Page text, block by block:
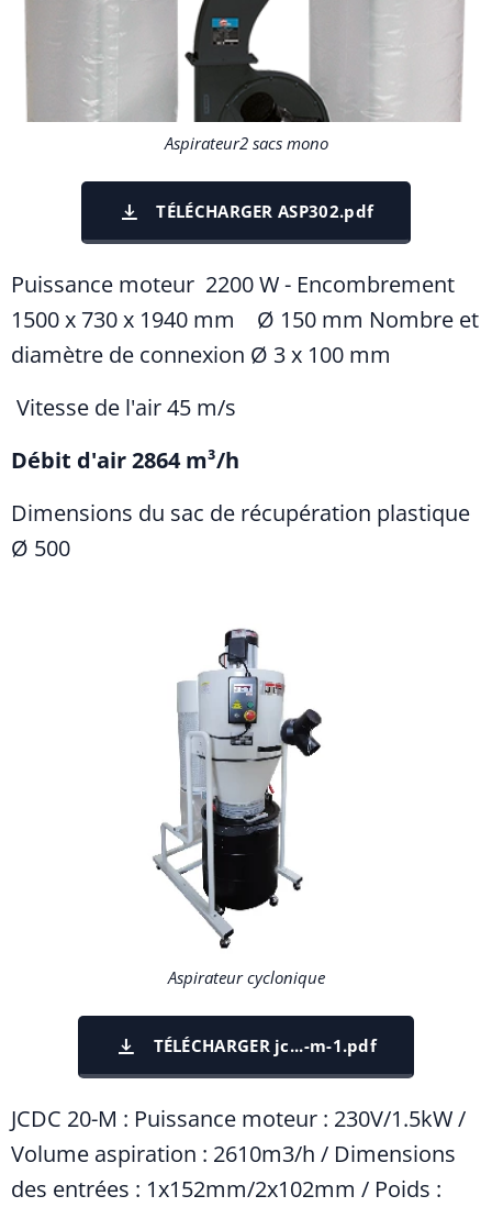
Aspirateur2 sacs mono
TÉLÉCHARGER ASP302.pdf
Puissance moteur 2200 W - Encombrement
1500 x 730 x 1940 mm Ø 150 mm Nombre et
diamètre de connexion Ø 3 x 100 mm
Vitesse de l'air 45 m/s
Débit d'air 2864 m³/h
Dimensions du sac de récupération plastique
Ø 500
Aspirateur cyclonique
TÉLÉCHARGER jc...-m-1.pdf
JCDC 20-M : Puissance moteur : 230V/1.5kW /
Volume aspiration : 2610m3/h / Dimensions
des entrées : 1x152mm/2x102mm / Poids :